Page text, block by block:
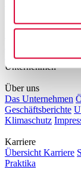
Messwesen
Messstellenzugang
Unternehmen
Über uns
Das Unternehmen
Geschäftsberichte
Klimaschutz
Karriere
Übersicht Karriere
Praktika